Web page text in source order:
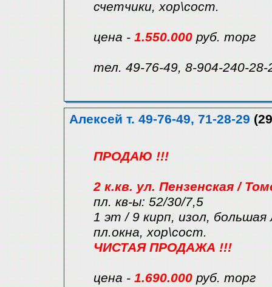
счетчики, хор\сост.
цена - 1.550.000 руб. торг
тел. 49-76-49, 8-904-240-28-
Алексей т. 49-76-49, 71-28-29
ПРОДАЮ !!!
2 к.кв. ул. Пензенская /
пл. кв-ы: 52/30/7,5
1 эт / 9 кирп, изол,
пл.окна, хор\сост.
ЧИСТАЯ ПРОДАЖА !!!
цена - 1.690.000 руб. торг